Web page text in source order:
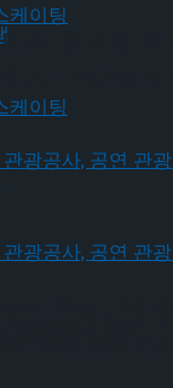
케이팅
광공사, 공연
케이팅
송-문지원-정
JGP 파견선수
빈 우승… 2026
자 싱글 프리 스